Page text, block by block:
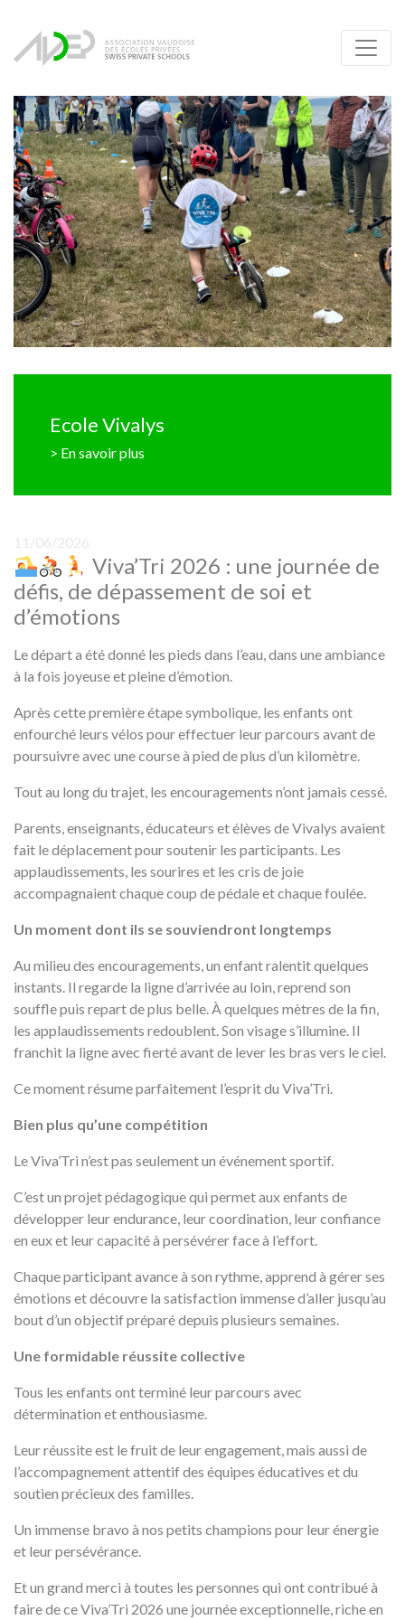
Ecole Vivalys
> En savoir plus
Viva’Tri 2026 : une journée de
défis, de dépassement de soi et
d’émotions
Le départ a été donné les pieds dans l’eau, dans une ambiance
à la fois joyeuse et pleine d’émotion.
Après cette première étape symbolique, les enfants ont
enfourché leurs vélos pour effectuer leur parcours avant de
poursuivre avec une course à pied de plus d’un kilomètre.
Tout au long du trajet, les encouragements n’ont jamais cessé.
Parents, enseignants, éducateurs et élèves de Vivalys avaient
fait le déplacement pour soutenir les participants. Les
applaudissements, les sourires et les cris de joie
accompagnaient chaque coup de pédale et chaque foulée.
Un moment dont ils se souviendront longtemps
Au milieu des encouragements, un enfant ralentit quelques
instants. Il regarde la ligne d’arrivée au loin, reprend son
souffle puis repart de plus belle. À quelques mètres de la fin,
les applaudissements redoublent. Son visage s’illumine. Il
franchit la ligne avec fierté avant de lever les bras vers le ciel.
Ce moment résume parfaitement l’esprit du Viva’Tri.
Bien plus qu’une compétition
Le Viva’Tri n’est pas seulement un événement sportif.
C’est un projet pédagogique qui permet aux enfants de
développer leur endurance, leur coordination, leur confiance
en eux et leur capacité à persévérer face à l’effort.
Chaque participant avance à son rythme, apprend à gérer ses
émotions et découvre la satisfaction immense d’aller jusqu’au
bout d’un objectif préparé depuis plusieurs semaines.
Une formidable réussite collective
Tous les enfants ont terminé leur parcours avec
détermination et enthousiasme.
Leur réussite est le fruit de leur engagement, mais aussi de
l’accompagnement attentif des équipes éducatives et du
soutien précieux des familles.
Un immense bravo à nos petits champions pour leur énergie
et leur persévérance.
Et un grand merci à toutes les personnes qui ont contribué à
faire de ce Viva’Tri 2026 une journée exceptionnelle, riche en